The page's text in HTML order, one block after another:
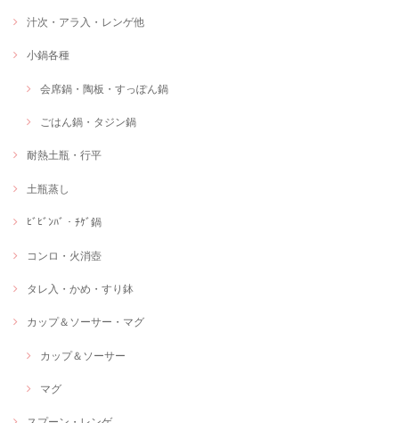
汁次・アラ入・レンゲ他
小鍋各種
会席鍋・陶板・すっぽん鍋
ごはん鍋・タジン鍋
耐熱土瓶・行平
土瓶蒸し
ﾋﾞﾋﾞﾝﾊﾞ・ﾁｹﾞ鍋
コンロ・火消壺
タレ入・かめ・すり鉢
カップ＆ソーサー・マグ
カップ＆ソーサー
マグ